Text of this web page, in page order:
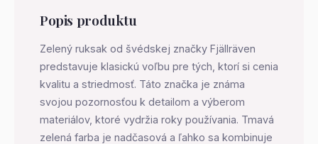
Popis produktu
Zelený ruksak od švédskej značky Fjällräven
predstavuje klasickú voľbu pre tých, ktorí si cenia
kvalitu a striedmosť. Táto značka je známa
svojou pozornosťou k detailom a výberom
materiálov, ktoré vydržia roky používania. Tmavá
zelená farba je nadčasová a ľahko sa kombinuje